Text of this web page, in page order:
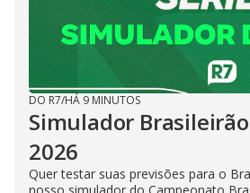
DO R7/HÁ 9 MINUTOS
Simulador
2026
Quer testar suas previsões para o